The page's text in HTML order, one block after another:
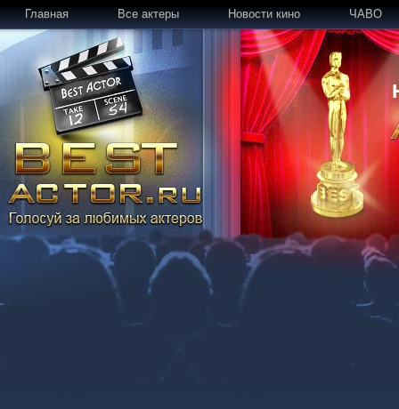
Главная Все актеры Новости кино ЧАВО